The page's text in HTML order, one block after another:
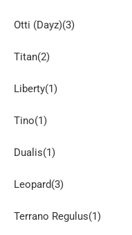
Otti (Dayz)(3)
Titan(2)
Liberty(1)
Tino(1)
Dualis(1)
Leopard(3)
Terrano Regulus(1)